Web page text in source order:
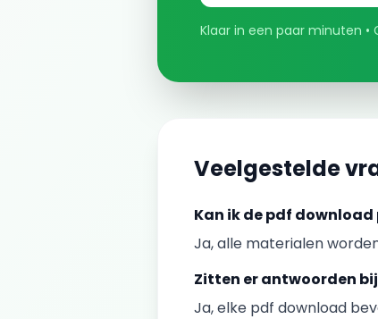
Klaar in een paar minuten •
Veelgestelde
Kan ik depdf download
Ja, alle materialen
Zitten er antwoorden
Ja, elke pdf download